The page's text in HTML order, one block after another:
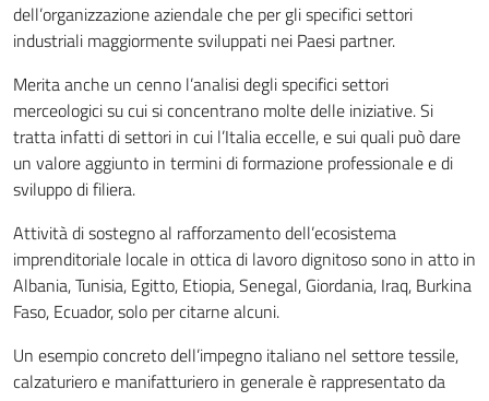
dell’organizzazione aziendale che per gli specifici settori
industriali maggiormente sviluppati nei Paesi partner.
Merita anche un cenno l’analisi degli specifici settori
merceologici su cui si concentrano molte delle iniziative. Si
tratta infatti di settori in cui l’Italia eccelle, e sui quali può dare
un valore aggiunto in termini di formazione professionale e di
sviluppo di filiera.
Attività di sostegno al rafforzamento dell’ecosistema
imprenditoriale locale in ottica di lavoro dignitoso sono in atto in
Albania, Tunisia, Egitto, Etiopia, Senegal, Giordania, Iraq, Burkina
Faso, Ecuador, solo per citarne alcuni.
Un esempio concreto dell’impegno italiano nel settore tessile,
calzaturiero e manifatturiero in generale è rappresentato da